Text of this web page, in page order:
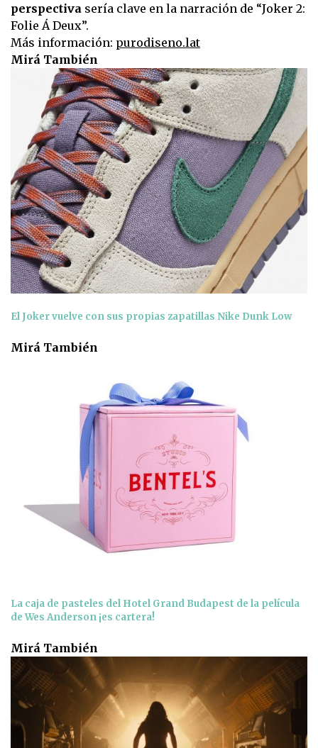
perspectiva sería clave en la narración de “Joker 2:
Folie Á Deux”.
Más información: purodiseno.lat
Mirá También
El Joker vuelve con sus propias zapatillas Nike Dunk Low
Mirá También
La caja de pasteles del Hotel Grand Budapest de la película
de Wes Anderson ¡es cartera!
Mirá También